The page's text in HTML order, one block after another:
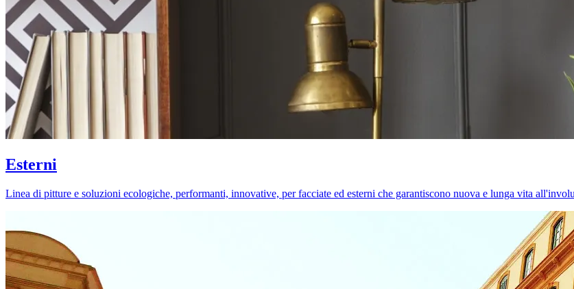
Esterni
Linea di pitture e soluzioni ecologiche, performanti, innovative, per facciate ed esterni che garantiscono nuova e lunga vita